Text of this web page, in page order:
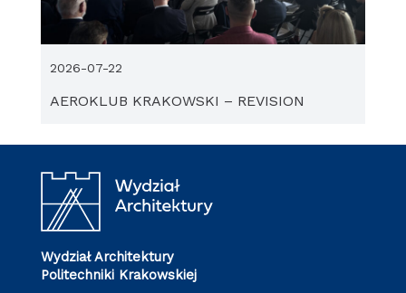
AEROKLUB KRAKOWSKI – REVISION
2026-07-22
Wydział Architektury
Politechniki Krakowskiej